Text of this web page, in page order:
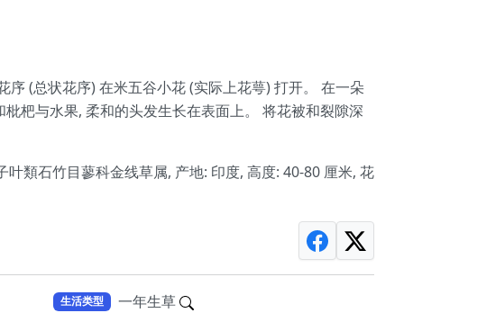
(总状花序) 在米五谷小花 (实际上花萼) 打开。 在一朵
杷与水果, 柔和的头发生长在表面上。 将花被和裂隙深
石竹目蓼科金线草属, 产地: 印度, 高度: 40-80 厘米, 花
生活类型 一年生草